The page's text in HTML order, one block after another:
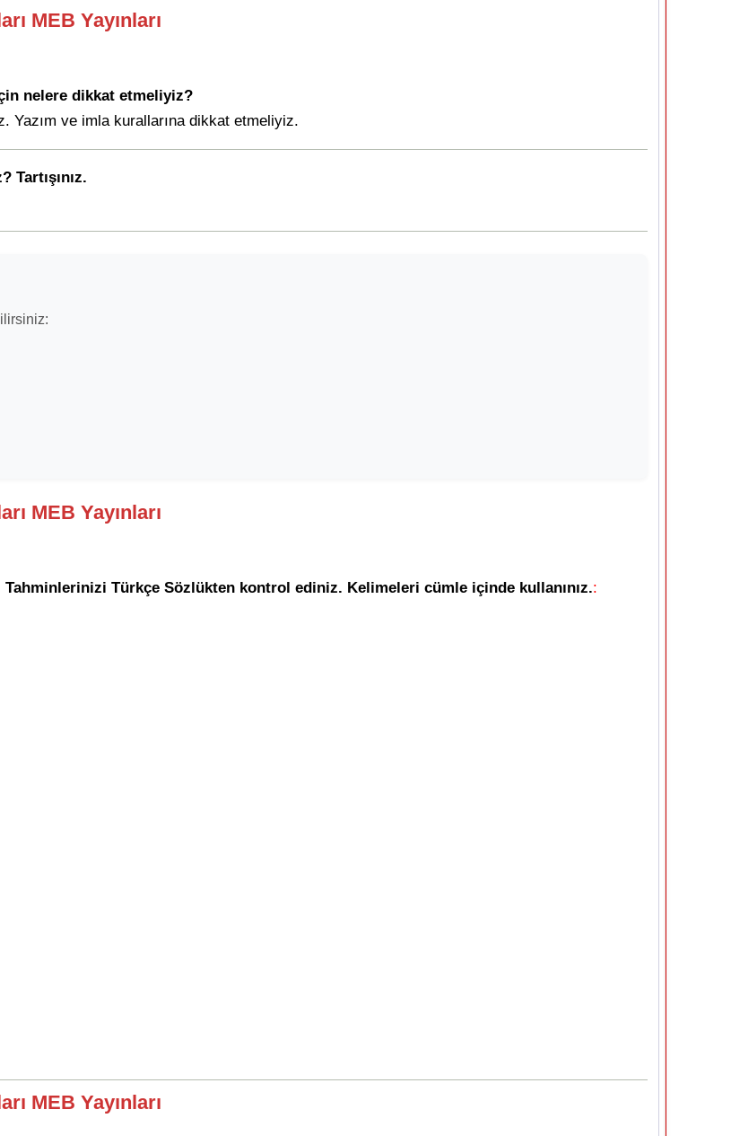
MEB Yayınları
nelere dikkat etmeliyiz?
Yazım ve imla kurallarına dikkat etmeliyiz.
Tartışınız.
MEB Yayınları
Türkçe Sözlükten kontrol ediniz. Kelimeleri cümle içinde kullanınız.:
MEB Yayınları